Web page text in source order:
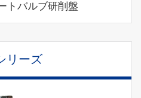
トバルブ研削盤
リーズ